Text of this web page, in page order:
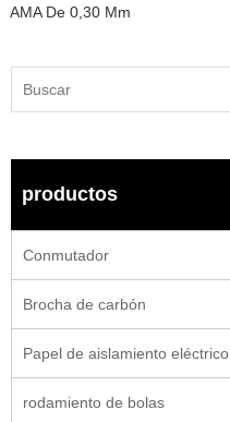
AMA De 0,30 Mm
productos
Conmutador
Brocha de carbón
Papel de aislamiento eléctrico
rodamiento de bolas